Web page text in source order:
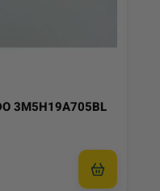
3M5H19A705BL